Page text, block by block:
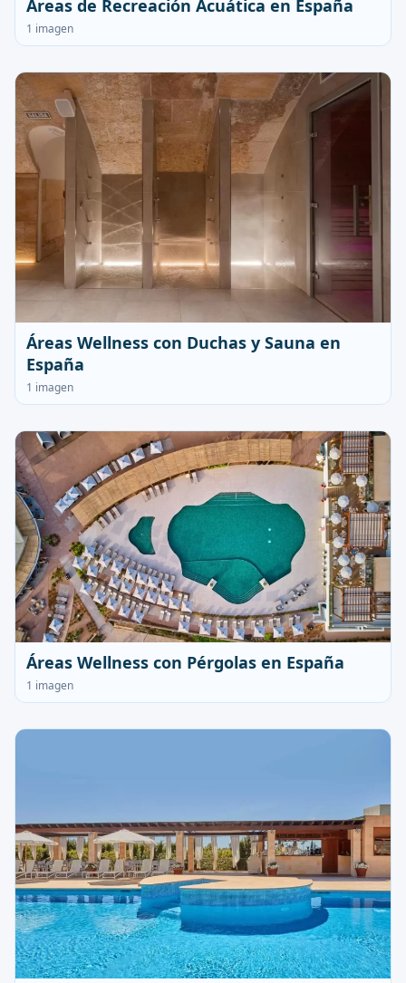
Áreas de Recreación Acuática en España
1 imagen
Áreas Wellness con Duchas y Sauna en
España
1 imagen
Áreas Wellness con Pérgolas en España
1 imagen